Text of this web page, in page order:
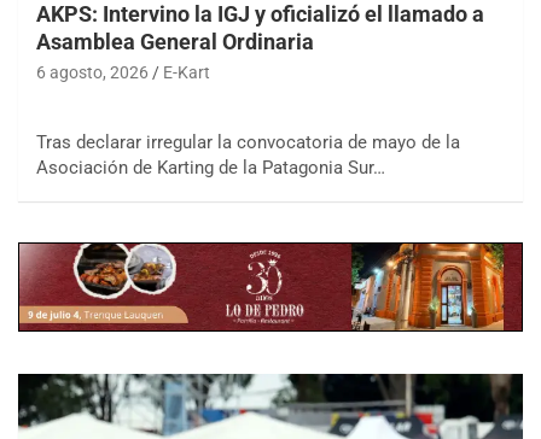
AKPS: Intervino la IGJ y oficializó el llamado a
Asamblea General Ordinaria
6 agosto, 2026 E-Kart
Tras declarar irregular la convocatoria de mayo de la
Asociación de Karting de la Patagonia Sur…